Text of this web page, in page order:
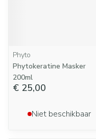
Phyto
Phytokeratine Masker
200ml
€ 25,00
Niet beschikbaar